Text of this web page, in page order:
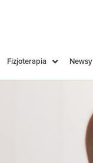
Fizjoterapia Newsy